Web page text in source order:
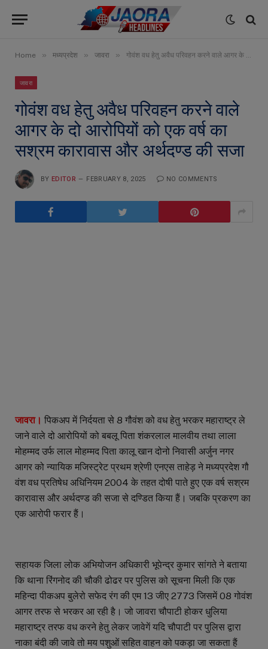
Home » मध्यप्रदेश » जावरा » गोवंश वध हेतु अवैध परिवहन करने वाले आगर के दो आरोपियों को एक वर्ष का सश्रम कारावास और अर्थदण्ड की सजा
जावरा
गोवंश वध हेतु अवैध परिवहन करने वाले
आगर के दो आरोपियों को एक वर्ष का
सश्रम कारावास और अर्थदण्ड की सजा
BY EDITOR FEBRUARY 8, 2025 NO COMMENTS
जावरा। पिकअप में निर्दयता से 8 गौवंश को वध हेतु भरकर महाराष्ट्र ले
जाने वाले दो आरोपियों को बबलू पिता शंकरलाल मालवीय तथा लाला
मोहम्मद उर्फ लाल मोहम्मद पिता कालू खान दोनो निवासी अर्जुन नगर
आगर को न्यायिक मजिस्ट्रेट प्रथम श्रेणी एनएस ताहेड़ ने मध्यप्रदेश गौ
वंश वध प्रतिषेध अधिनियम 2004 के तहत दोषी पाते हुए एक वर्ष सश्रम
कारावास और अर्थदण्ड की सजा से दण्डित किया हैं। जबकि प्रकरण का
एक आरोपी फरार हैं।
सहायक जिला लोक अभियोजन अधिकारी भूपेन्द्र कुमार सांगते ने बताया
कि थाना रिंगनोद की चौकी ढोढर पर पुलिस को सूचना मिली कि एक
महिन्दा पीकअप बुलेरो सफेद रंग की एम 13 जीए 2773 जिसमें 08 गोवंश
आगर तरफ से भरकर आ रही है। जो जावरा चौपाटी होकर धुलिया
महाराष्ट्र तरफ वध करने हेतु लेकर जावेगें यदि चौपाटी पर पुलिस द्वारा
नाका बंदी की जावे तो मय पशुओं सहित वाहन को पकड़ा जा सकता हैं